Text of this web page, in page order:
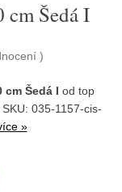
Šedá I
)
cm Šedá I od top
035-1157-cis-
»